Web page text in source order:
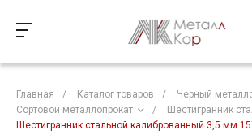
Главная / Каталог товаров / Черный
Сортовой металлопрокат
/ Шестигранник
Шестигранник стальной калиброванный 3,5 мм